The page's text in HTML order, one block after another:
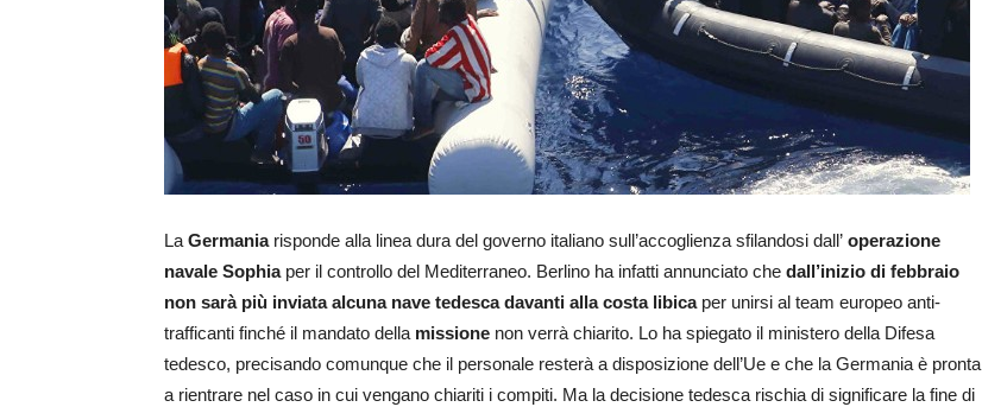
La Germania risponde alla linea dura del governo italiano sull’accoglienza sfilandosi dall’ operazione
navale Sophiaper il controllo del Mediterraneo. Berlino ha infatti annunciato che dall’inizio di febbraio
non sarà più inviata alcuna nave tedesca davanti alla costa libica per unirsi al team europeo anti-
trafficanti finché il mandato della missione non verrà chiarito. Lo ha spiegato il ministero della Difesa
tedesco, precisando comunque che il personale resterà a disposizione dell’Ue e che la Germania è pronta
a rientrare nel caso in cui vengano chiariti i compiti. Ma la decisione tedesca rischia di significare la fine di